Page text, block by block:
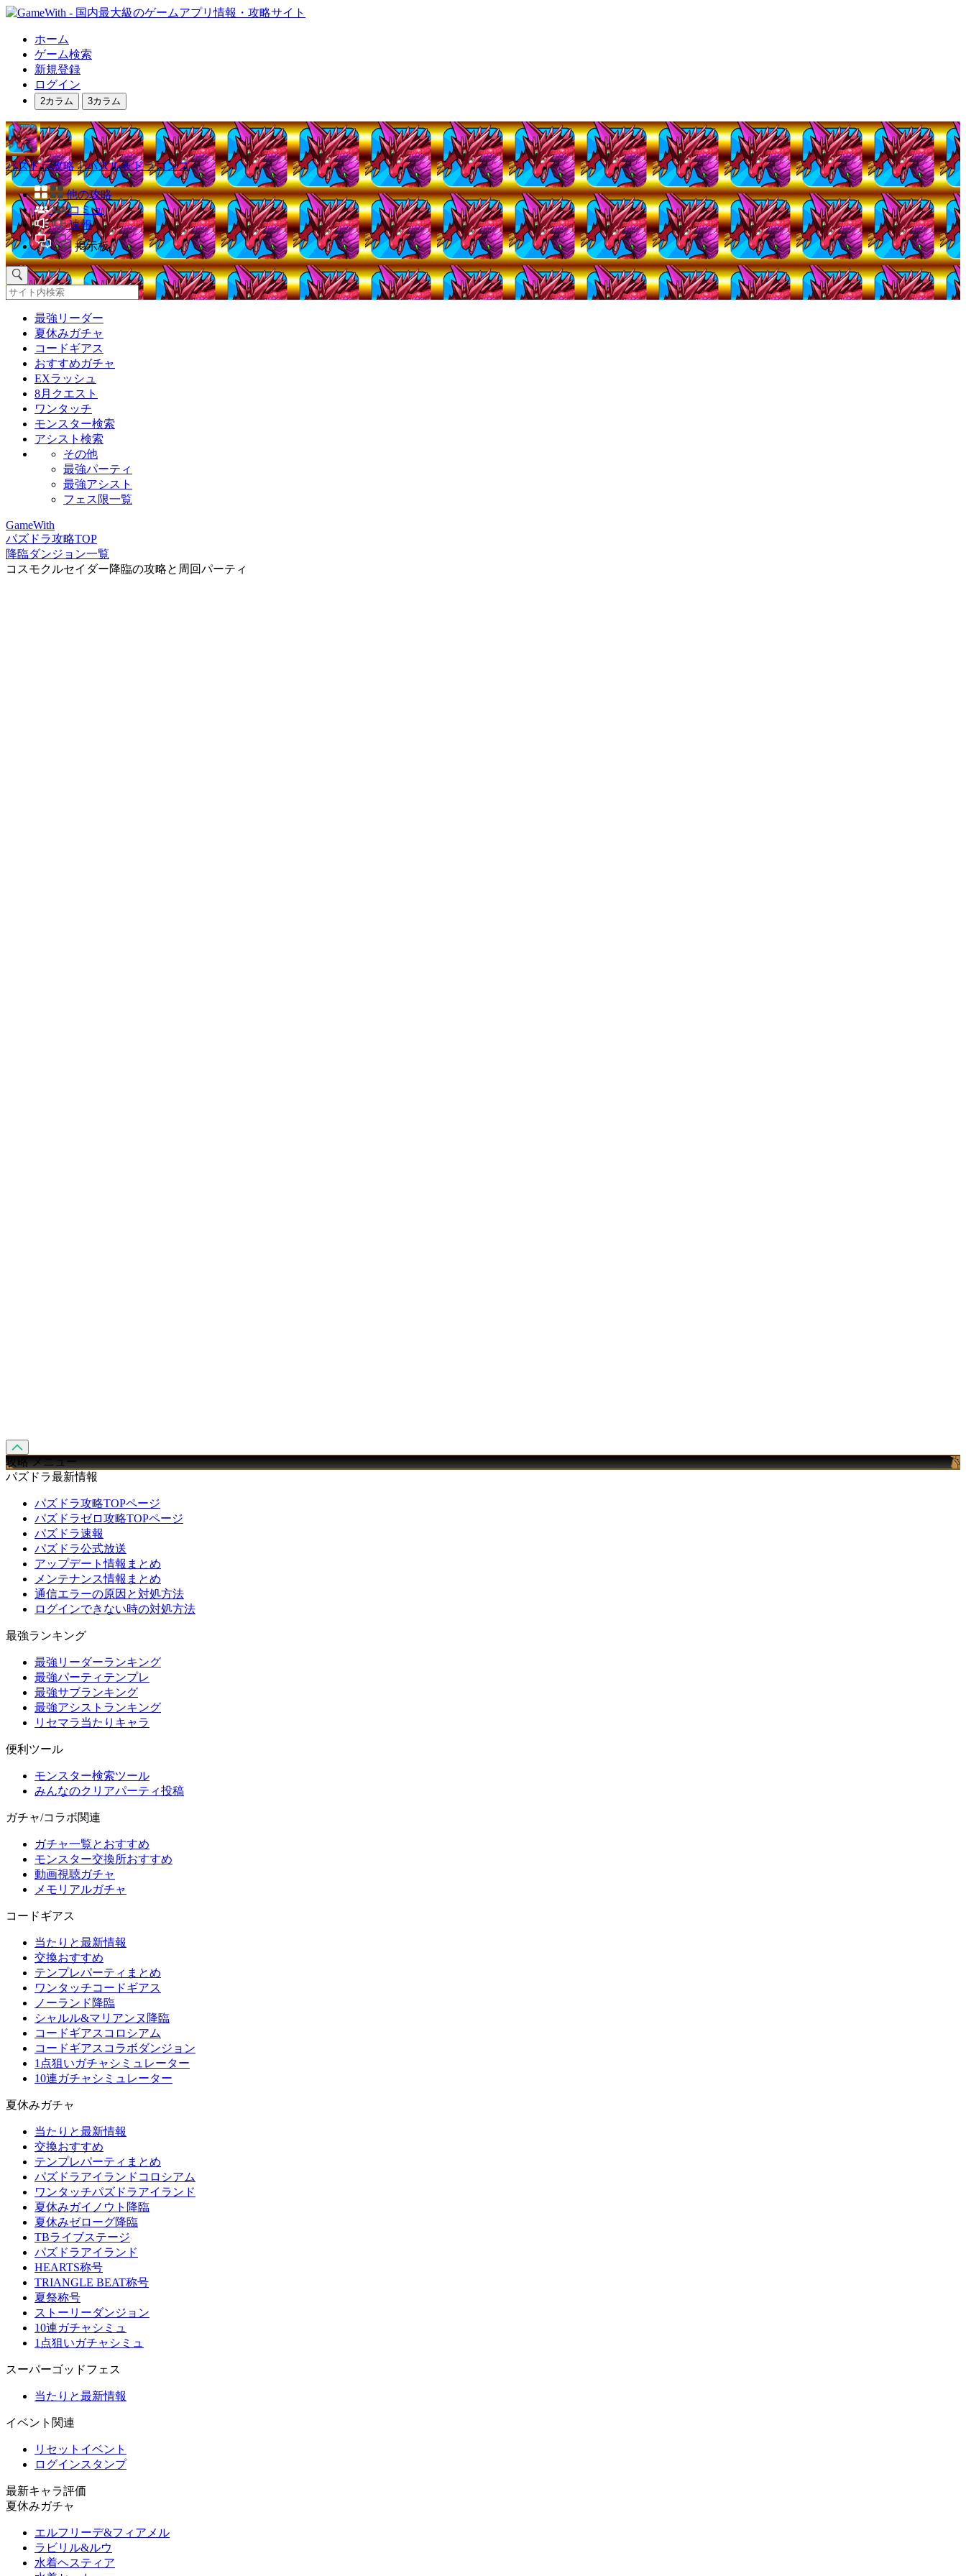
ホーム
ゲーム検索
新規登録
ログイン
2カラム 3カラム
パズドラ攻略｜パズル＆ドラゴンズ
他の攻略
コミュ
速報
掲示板
最強リーダー
夏休みガチャ
コードギアス
おすすめガチャ
EXラッシュ
8月クエスト
ワンタッチ
モンスター検索
アシスト検索
その他
最強パーティ
最強アシスト
フェス限一覧
GameWith
パズドラ攻略TOP
降臨ダンジョン一覧
コスモクルセイダー降臨の攻略と周回パーティ
攻略 メニュー
パズドラ最新情報
パズドラ攻略TOPページ
パズドラゼロ攻略TOPページ
パズドラ速報
パズドラ公式放送
アップデート情報まとめ
メンテナンス情報まとめ
通信エラーの原因と対処方法
ログインできない時の対処方法
最強ランキング
最強リーダーランキング
最強パーティテンプレ
最強サブランキング
最強アシストランキング
リセマラ当たりキャラ
便利ツール
モンスター検索ツール
みんなのクリアパーティ投稿
ガチャ/コラボ関連
ガチャ一覧とおすすめ
モンスター交換所おすすめ
動画視聴ガチャ
メモリアルガチャ
コードギアス
当たりと最新情報
交換おすすめ
テンプレパーティまとめ
ワンタッチコードギアス
ノーランド降臨
シャルル&マリアンヌ降臨
コードギアスコロシアム
コードギアスコラボダンジョン
1点狙いガチャシミュレーター
10連ガチャシミュレーター
夏休みガチャ
当たりと最新情報
交換おすすめ
テンプレパーティまとめ
パズドラアイランドコロシアム
ワンタッチパズドラアイランド
夏休みガイノウト降臨
夏休みゼローグ降臨
TBライブステージ
パズドラアイランド
HEARTS称号
TRIANGLE BEAT称号
夏祭称号
ストーリーダンジョン
10連ガチャシミュ
1点狙いガチャシミュ
スーパーゴッドフェス
当たりと最新情報
イベント関連
リセットイベント
ログインスタンプ
最新キャラ評価
夏休みガチャ
エルフリーデ&フィアメル
ラビリル&ルウ
水着ヘスティア